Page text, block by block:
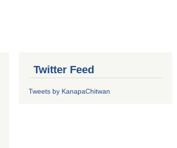
Twitter Feed
Tweets by KanapaChitwan